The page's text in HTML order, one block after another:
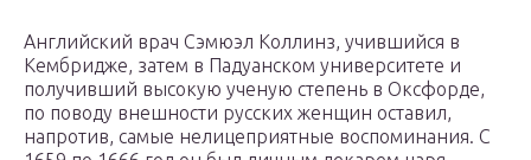
Английский врач Сэмюэл Коллинз, учившийся в
Кембридже, затем в Падуанском университете и
получивший высокую ученую степень в Оксфорде,
по поводу внешности русских женщин оставил,
напротив, самые нелицеприятные воспоминания. С